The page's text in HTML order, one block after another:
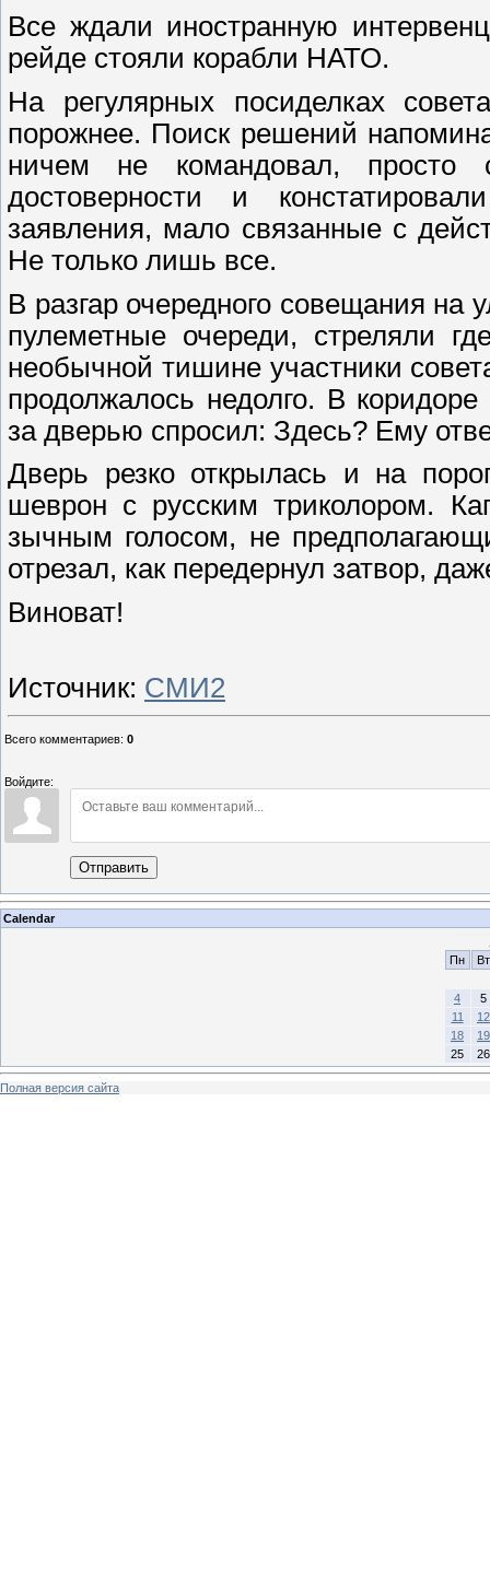
Все ждали иностранную
рейде стояли корабли НАТО.
На регулярных посиделках
порожнее. Поиск решений
ничем не командовал, просто
достоверности и
заявления, мало связанные с
Не только лишь все.
В разгар очередного совещания
пулеметные очереди, стреляли
необычной тишине участники
продолжалось недолго. В
за дверью спросил: Здесь? Ему
Дверь резко открылась и на
шеврон с русским триколором.
зычным голосом, не
отрезал, как передернул затвор,
Виноват!
Источник: СМИ2
Всего комментариев: 0
Войдите:
Отправить
Calendar
Пн
Вт
4
5
11
12
18
19
25
26
Полная версия сайта